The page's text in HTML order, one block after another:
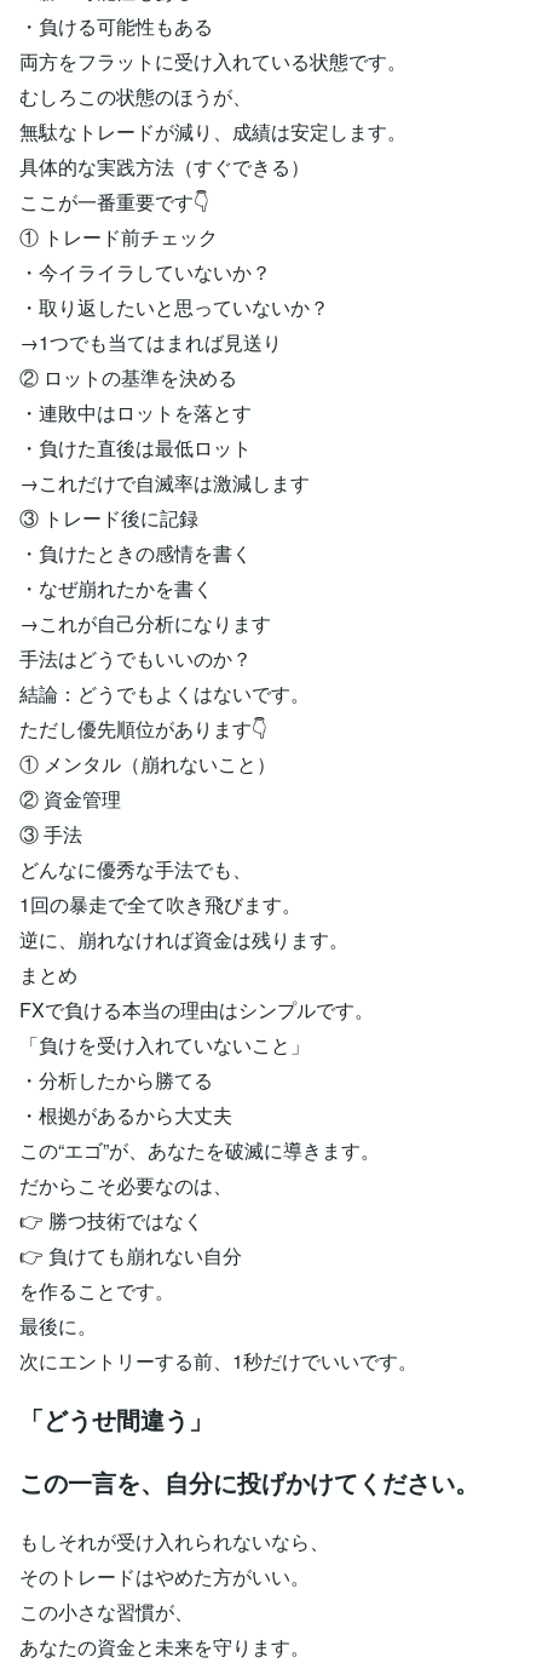
・負ける可能性もある
両方をフラットに受け入れている状態です。
むしろこの状態のほうが、
無駄なトレードが減り、成績は安定します。
具体的な実践方法（すぐできる）
ここが一番重要です👇
① トレード前チェック
・今イライラしていないか？
・取り返したいと思っていないか？
→1つでも当てはまれば見送り
② ロットの基準を決める
・連敗中はロットを落とす
・負けた直後は最低ロット
→これだけで自滅率は激減します
③ トレード後に記録
・負けたときの感情を書く
・なぜ崩れたかを書く
→これが自己分析になります
手法はどうでもいいのか？
結論：どうでもよくはないです。
ただし優先順位があります👇
① メンタル（崩れないこと）
② 資金管理
③ 手法
どんなに優秀な手法でも、
1回の暴走で全て吹き飛びます。
逆に、崩れなければ資金は残ります。
まとめ
FXで負ける本当の理由はシンプルです。
「負けを受け入れていないこと」
・分析したから勝てる
・根拠があるから大丈夫
この“エゴ”が、あなたを破滅に導きます。
だからこそ必要なのは、
👉 勝つ技術ではなく
👉 負けても崩れない自分
を作ることです。
最後に。
次にエントリーする前、1秒だけでいいです。
「どうせ間違う」
この一言を、自分に投げかけてください。
もしそれが受け入れられないなら、
そのトレードはやめた方がいい。
この小さな習慣が、
あなたの資金と未来を守ります。